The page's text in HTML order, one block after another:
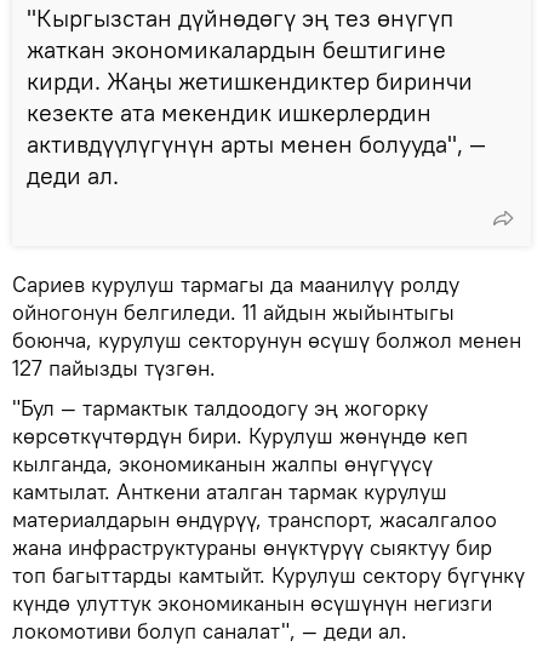
"Кыргызстан дүйнөдөгү эң тез өнүгүп
жаткан экономикалардын бештигине
кирди. Жаңы жетишкендиктер биринчи
кезекте ата мекендик ишкерлердин
активдүүлүгүнүн арты менен болууда", —
деди ал.
Сариев курулуш тармагы да маанилүү ролду
ойногонун белгиледи. 11 айдын жыйынтыгы
боюнча, курулуш секторунун өсүшү болжол менен
127 пайызды түзгөн.
"Бул — тармактык талдоодогу эң жогорку
көрсөткүчтөрдүн бири. Курулуш жөнүндө кеп
кылганда, экономиканын жалпы өнүгүүсү
камтылат. Анткени аталган тармак курулуш
материалдарын өндүрүү, транспорт, жасалгалоо
жана инфраструктураны өнүктүрүү сыяктуу бир
топ багыттарды камтыйт. Курулуш сектору бүгүнкү
күндө улуттук экономиканын өсүшүнүн негизги
локомотиви болуп саналат", — деди ал.